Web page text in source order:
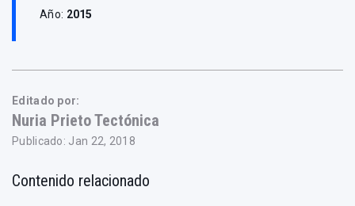
Año: 2015
Editado por:
Nuria Prieto Tectónica
Publicado: Jan 22, 2018
Contenido relacionado